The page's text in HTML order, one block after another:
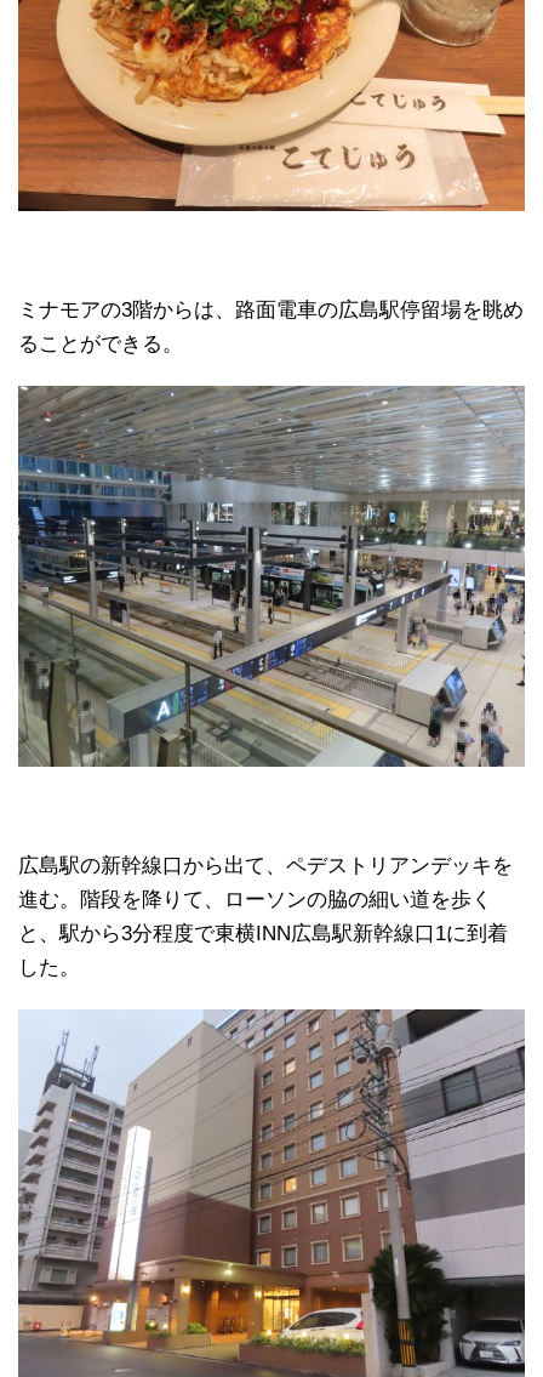
ミナモアの3階からは、路面電車の広島駅停留場を眺め
ることができる。
広島駅の新幹線口から出て、ペデストリアンデッキを
進む。階段を降りて、ローソンの脇の細い道を歩く
と、駅から3分程度で東横INN広島駅新幹線口1に到着
した。